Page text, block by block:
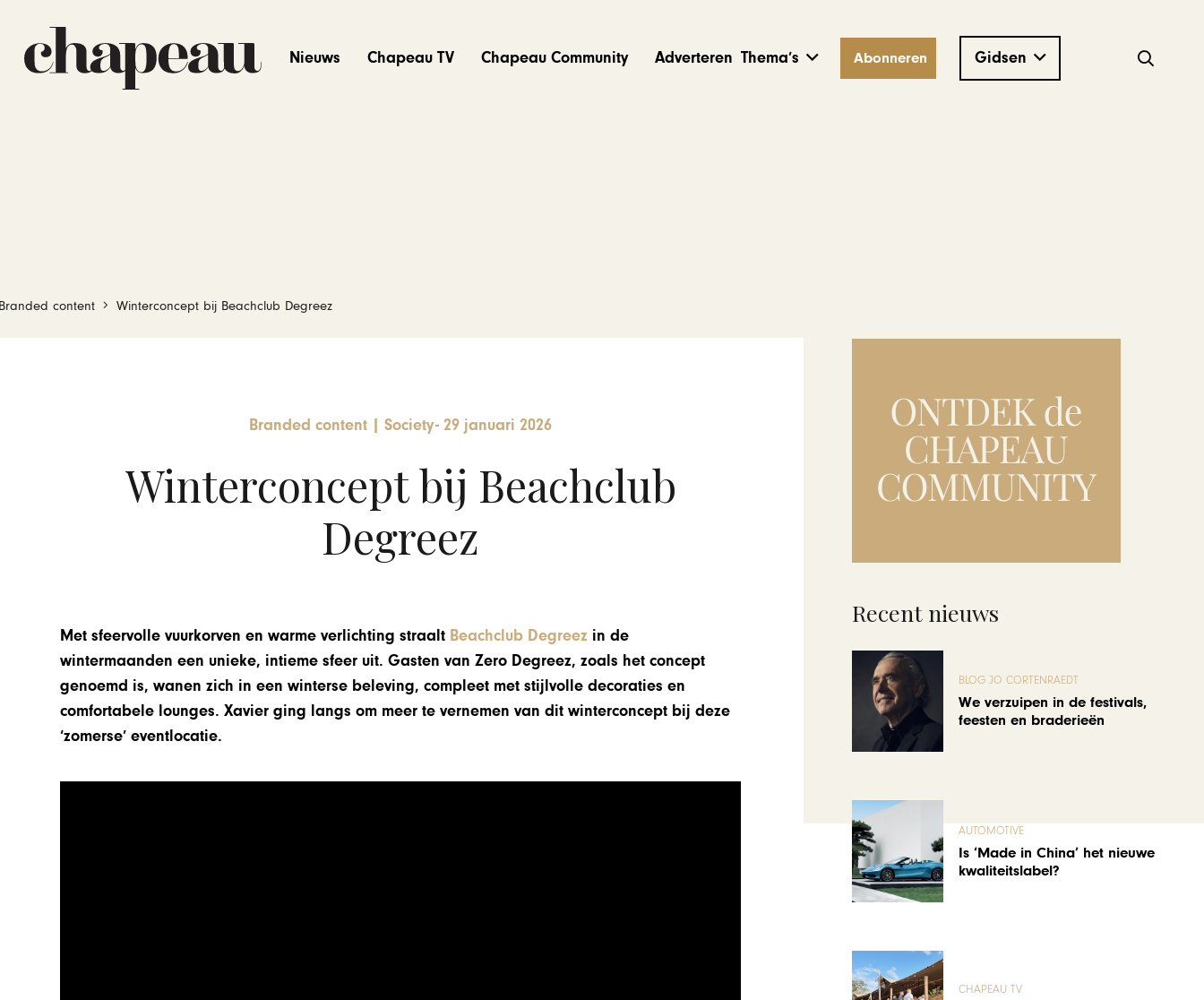
Nieuws Chapeau TV Chapeau Community Adverteren Thema’s Abonneren Gidsen
content Winterconcept bij Beachclub Degreez
Branded content Society-29 januari 2026
Winterconcept bij Beachclub
Degreez
Met sfeervolle vuurkorven en warme verlichting straalt Beachclub Degreez in de
wintermaanden een unieke, intieme sfeer uit.Gasten van Zero Degreez, zoals het concept
genoemd is, wanen zich in een winterse beleving, compleet met stijlvolle decoraties en
comfortabele lounges. Xavier ging langs om meer te vernemen van dit winterconcept bij deze
‘zomerse’ eventlocatie.
Recent nieuws
BLOG JO CORTENRAEDT
We verzuipen in de festivals,
feesten en braderieën
AUTOMOTIVE
Is ‘Made in China’ het nieuwe
kwaliteitslabel?
CHAPEAU TV